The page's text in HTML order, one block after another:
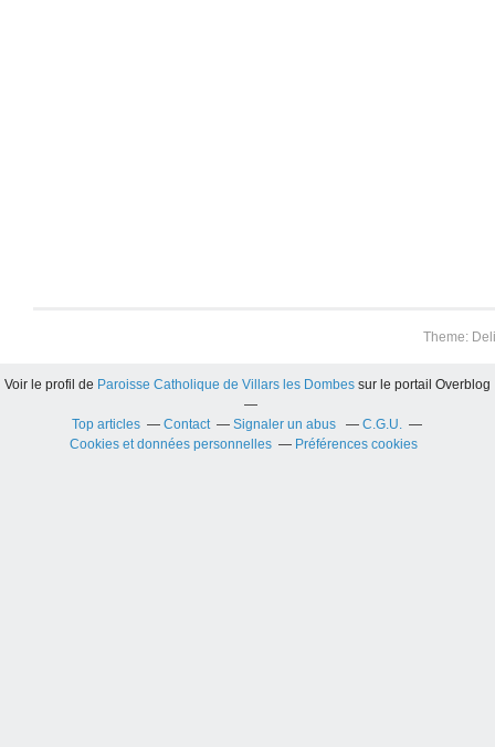
Theme:
Voir le profil de Paroisse Catholique de Villars les Dombes sur le portail Overblog
Top articles Contact Signaler un abus
C.G.U.
Cookies et données personnelles
Préférences cookies